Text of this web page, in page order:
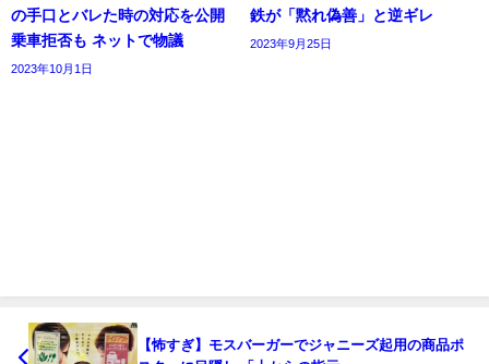
の手口とバレた時の対応を公開
乗車拒否も ネットで物議
2023年10月1日
鉄が「黙れ偽善」と逆ギレ
2023年9月25日
【怖すぎ】モスバーガーでジャニーズ起用の商品ポ